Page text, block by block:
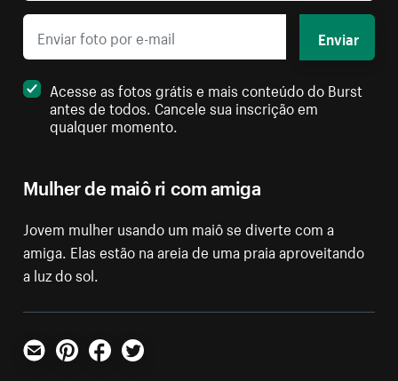
Mulher de maiô ri com amiga
Jovem mulher usando um maiô se diverte com a
amiga. Elas estão na areia de uma praia aproveitando
a luz do sol.
Enviar
Acesse as fotos grátis e mais conteúdo do Burst
antes de todos. Cancele sua inscrição em
qualquer momento.
E-mailPinterestFacebookTwitter